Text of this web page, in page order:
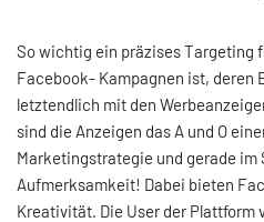
So wichtig ein präzises Targeting
Facebook- Kampagnen ist, deren
letztendlich mit den
sind die Anzeigen das A und O
Marketingstrategie und gerade im
Aufmerksamkeit! Dabei bieten
Kreativität. Die User der Plattform